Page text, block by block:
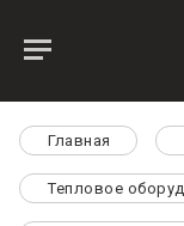
Главная
Тепловое